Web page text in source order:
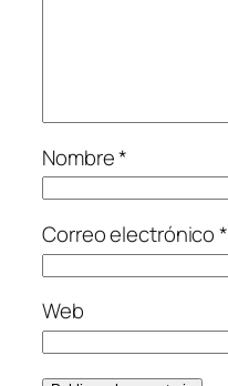
Nombre*
Correo electrónico*
Web